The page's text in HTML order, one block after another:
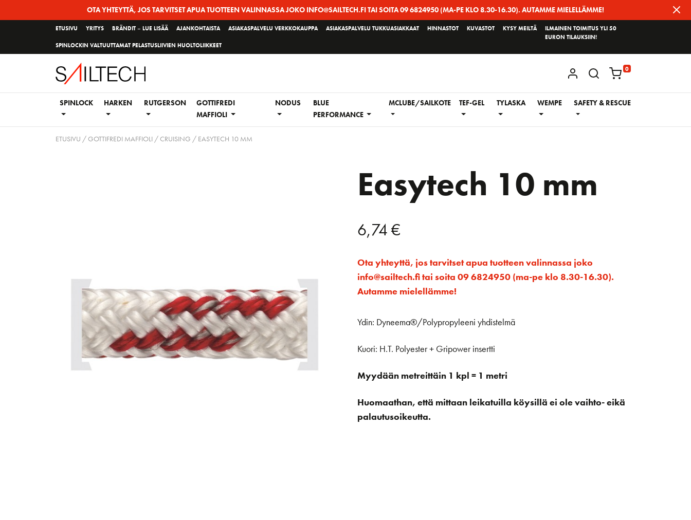
OTA YHTEYTTÄ, JOS TARVITSET APUA TUOTTEEN VALINNASSA JOKO INFO@SAILTECH.FI TAI SOITA 09 6824950 (MA-PE KLO 8.30-16.30). AUTAMME MIELELLÄMME!
ETUSIVU YRITYS BRÄNDIT – LUE LISÄÄ AJANKOHTAISTA ASIAKASPALVELU VERKKOKAUPPA ASIAKASPALVELU TUKKUASIAKKAAT HINNASTOT KUVASTOT KYSY MEILTÄ
SPINLOCKIN VALTUUTTAMAT PELASTUSLIIVIEN HUOLTOLIIKKEET
ILMAINEN TOIMITUS YLI 50
EURON TILAUKSIIN!
KIRJAUDU / REKISTERÖIDY
0
SPINLOCK HARKEN RUTGERSON
GOTTIFREDI
MAFFIOLI
NODUS
BLUE
PERFORMANCE
MCLUBE/SAILKOTE TEF-GEL TYLASKA WEMPE SAFETY & RESCUE
ETUSIVU /GOTTIFREDI MAFFIOLI/CRUISING / EASYTECH 10 MM
Easytech 10 mm
6,74€
Ota yhteyttä, jos tarvitset apua tuotteen valinnassa joko
info@sailtech.fi tai soita 09 6824950 (ma-pe klo 8.30-16.30).
Autamme mielellämme!
Ydin: Dyneema®/Polypropyleeni yhdistelmä
Kuori: H.T. Polyester + Gripower insertti
Myydään metreittäin 1 kpl = 1 metri
Huomaathan, että mittaan leikatuilla köysillä ei ole vaihto- eikä
palautusoikeutta.